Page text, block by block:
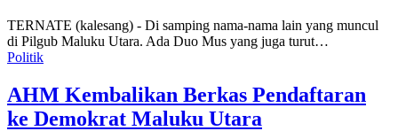
TERNATE (kalesang) - Di samping nama-nama lain yang muncul
di Pilgub Maluku Utara. Ada Duo Mus yang juga turut…
Politik
AHM Kembalikan Berkas Pendaftaran
ke Demokrat Maluku Utara